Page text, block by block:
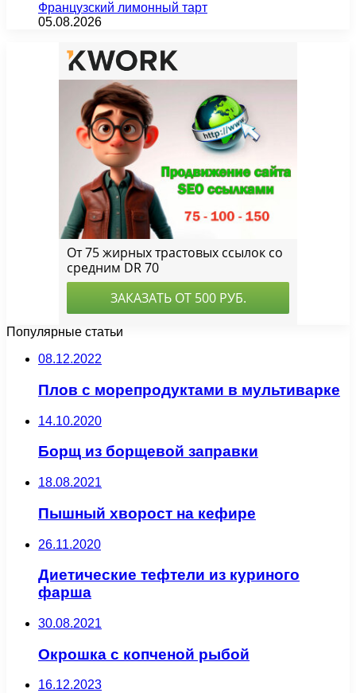
Французский лимонный тарт
05.08.2026
Популярные статьи
08.12.2022
Плов с морепродуктами в мультиварке
14.10.2020
Борщ из борщевой заправки
18.08.2021
Пышный хворост на кефире
26.11.2020
Диетические тефтели из куриного
фарша
30.08.2021
Окрошка с копченой рыбой
16.12.2023